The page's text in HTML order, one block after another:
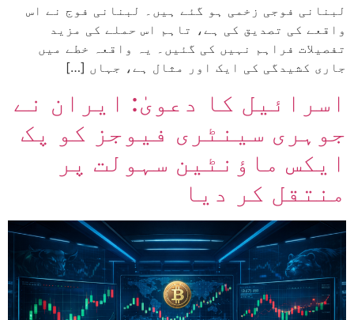
لبنانی فوجی زخمی ہو گئے ہیں۔ لبنانی فوج نے اس
واقعے کی تصدیق کی ہے، تاہم اس حملے کی مزید
تفصیلات فراہم نہیں کی گئیں۔ یہ واقعہ خطے میں
جاری کشیدگی کی ایک اور مثال ہے، جہاں […]
اسرائیل کا دعویٰ: ایران نے
جوہری سینٹری فیوجز کو پک
ایکس ماؤنٹین سہولت پر
منتقل کر دیا